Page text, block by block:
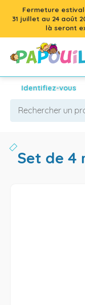
Fermeture
31 juillet au 24 août
là seront
Identifiez-vous
set de